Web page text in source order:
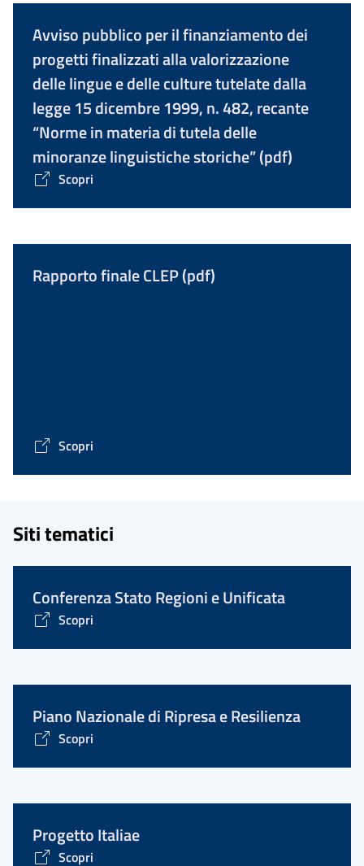
Avviso pubblico per il finanziamento dei
progetti finalizzati alla valorizzazione
delle lingue e delle culture tutelate dalla
legge 15 dicembre 1999, n. 482, recante
“Norme in materia di tutela delle
minoranze linguistiche storiche” (pdf)
Scopri
Rapporto finale CLEP (pdf)
Scopri
Siti tematici
Conferenza Stato Regioni e Unificata
Scopri
Piano Nazionale di Ripresa e Resilienza
Scopri
Progetto Italiae
Scopri